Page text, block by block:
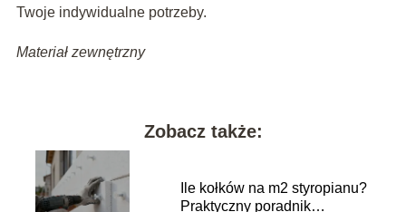
Twoje indywidualne potrzeby.
Materiał zewnętrzny
Zobacz także:
Ile kołków na m2 styropianu?
Praktyczny poradnik